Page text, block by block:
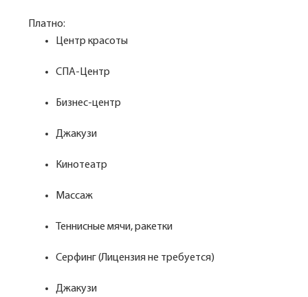
Платно:
Центр красоты
СПА-Центр
Бизнес-центр
Джакузи
Кинотеатр
Массаж
Теннисные мячи, ракетки
Серфинг (Лицензия не требуется)
Джакузи